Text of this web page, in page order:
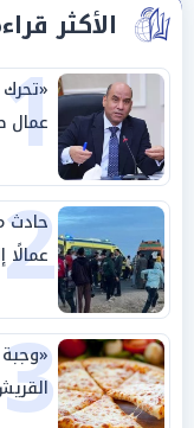
الأكثر1
عمال
2
حادث
عمالًا إلى
3